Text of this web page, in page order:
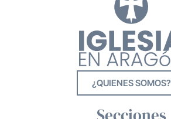
¿QUIENES SOMOS?